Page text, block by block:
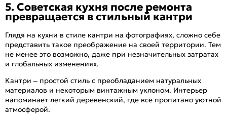
5. Советская кухня после ремонта
превращается в стильный кантри
Глядя на кухни в стиле кантри на фотографиях, сложно себе
представить такое преображение на своей территории. Тем
не менее это возможно, даже при незначительных затратах
и глобальных изменениях.
Кантри – простой стиль с преобладанием натуральных
материалов и некоторым винтажным уклоном. Интерьер
напоминает легкий деревенский, где все пропитано уютной
атмосферой.